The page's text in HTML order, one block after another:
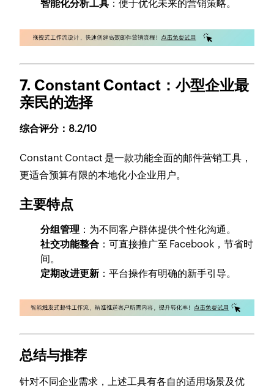
智能化分析工具 ：便于优化未来的营销策略。
7. Constant Contact ：小型企业最
亲民的选择
综合评分：8.2/10
Constant Contact 是一款功能全面的邮件营销工具，
更适合预算有限的本地化小企业用户。
主要特点
分组管理 ：为不同客户群体提供个性化沟通。
社交功能整合 ：可直接推广至 Facebook，节省时
间。
定期改进更新 ：平台操作有明确的新手引导。
总结与推荐
针对不同企业需求，上述工具有各自的适用场景及优